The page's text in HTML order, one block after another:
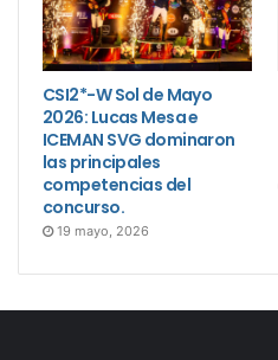
CSI2*-W Sol de Mayo
2026: Lucas Mesa e
ICEMAN SVG dominaron
las principales
competencias del
concurso.
19 mayo, 2026